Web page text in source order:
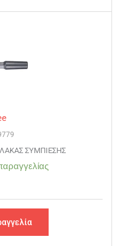
ΣΥΜΠΙΕΣΗΣ